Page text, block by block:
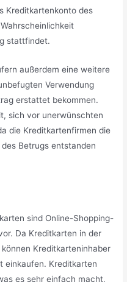
Kreditkartenkonto des
stattfindet.
außerdem eine weitere
Verwendung
erstattet bekommen.
sich vor unerwünschten
die Kreditkartenfirmen die
Betrugs entstanden
sind Online-Shopping-
Da Kreditkarten in der
Kreditkarteninhaber
einkaufen. Kreditkarten
es sehr einfach macht,